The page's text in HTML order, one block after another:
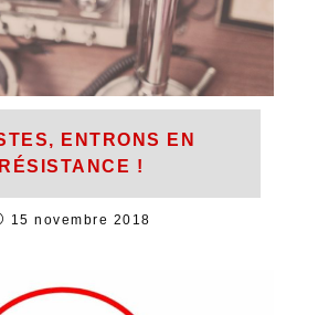
ENTRONS EN
RÉSISTANCE !
15 novembre 2018